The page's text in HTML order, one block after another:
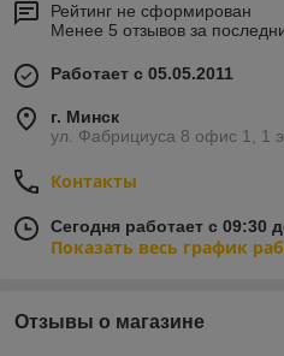
Рейтинг не сформирован
Менее 5 отзывов за
Работает с 05.05.2011
г. Минск
ул. Фабрициуса 8 офис 1, 1
Контакты
Сегодня работает с 09:30
Показать весь график
Отзывы о магазине